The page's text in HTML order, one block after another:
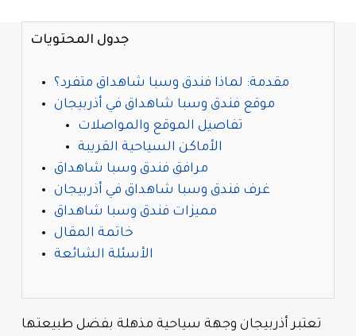
جدول المحتويات
مقدمة: لماذا فندق وسبا شاهداق متفرد؟
موقع فندق وسبا شاهداق في أذربيجان
تفاصيل الموقع والمواصلات
الأماكن السياحية القريبة
مرافق فندق وسبا شاهداق
غرف فندق وسبا شاهداق في أذربيجان
مميزات فندق وسبا شاهداق
خاتمة المقال
الأسئلة الشائعة
تعتبر أذربيجان وجهة سياحية مذهلة بفضل طبيعتها